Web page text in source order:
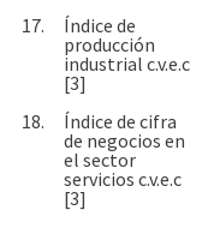
17.
Índice de
producción
industrial c.v.e.c
[3]
18.
Índice de cifra
de negocios en
el sector
servicios c.v.e.c
[3]